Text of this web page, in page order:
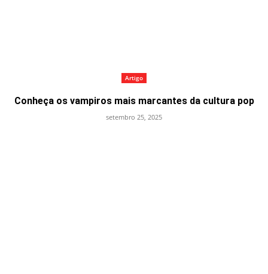
Artigo
Conheça os vampiros mais marcantes da cultura pop
setembro 25, 2025